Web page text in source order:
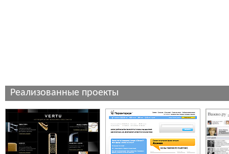
Реализованные проекты